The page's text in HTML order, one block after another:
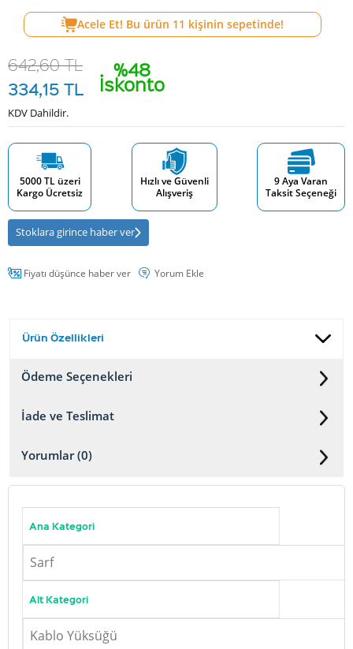
Acele Et! Bu ürün 11 kişinin sepetinde!
%48
İskonto
642,60TL
334,15 TL
KDV Dahildir.
5000 TL üzeri
Kargo Ücretsiz
Hızlı ve Güvenli
Alışveriş
9 Aya Varan
Taksit Seçeneği
Stoklara girince haber ver
Fiyatı düşünce haber ver Yorum Ekle
Ürün Özellikleri
Ödeme Seçenekleri
İade ve Teslimat
Yorumlar (0)
Ana Kategori
Sarf
Alt Kategori
Kablo Yüksüğü